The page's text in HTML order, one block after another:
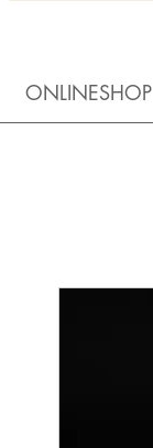
ONLINESHOP